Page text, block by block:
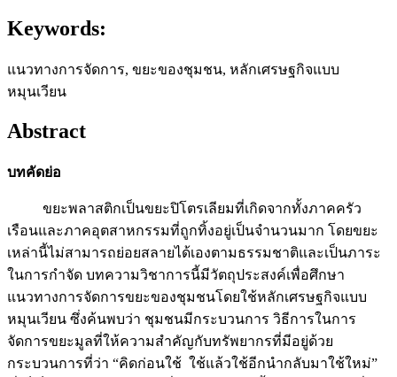
Keywords:
แนวทางการจัดการ, ขยะของชุมชน, หลักเศรษฐกิจแบบ
หมุนเวียน
Abstract
บทคัดย่อ
ขยะพลาสติกเป็นขยะปิโตรเลียมที่เกิดจากทั้งภาคครัว
เรือนและภาคอุตสาหกรรมที่ถูกทิ้งอยู่เป็นจำนวนมาก โดยขยะ
เหล่านี้ไม่สามารถย่อยสลายได้เองตามธรรมชาติและเป็นภาระ
ในการกำจัด บทความวิชาการนี้มีวัตถุประสงค์เพื่อศึกษา
แนวทางการจัดการขยะของชุมชนโดยใช้หลักเศรษฐกิจแบบ
หมุนเวียน ซึ่งค้นพบว่า ชุมชนมีกระบวนการ วิธีการในการ
จัดการขยะมูลที่ให้ความสำคัญกับทรัพยากรที่มีอยู่ด้วย
กระบวนการที่ว่า “คิดก่อนใช้ ใช้แล้วใช้อีกนำกลับมาใช้ใหม่”